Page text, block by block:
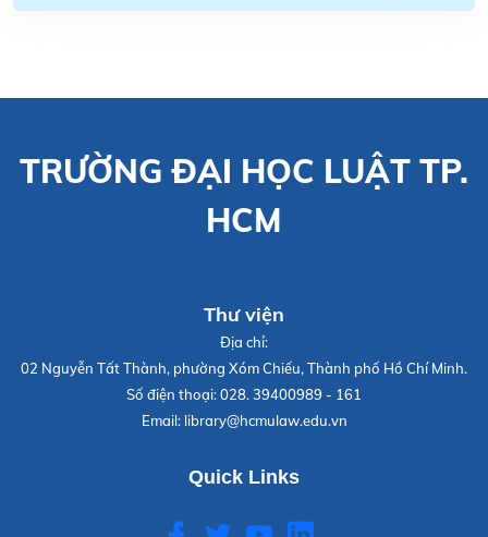
TRƯỜNG ĐẠI HỌC LUẬT TP.
HCM
Thư viện
Địa chỉ:
02 Nguyễn Tất Thành, phường Xóm Chiếu, Thành phố Hồ Chí Minh.
Số điện thoại:028. 39400989 - 161
Email: library@hcmulaw.edu.vn
Quick Links